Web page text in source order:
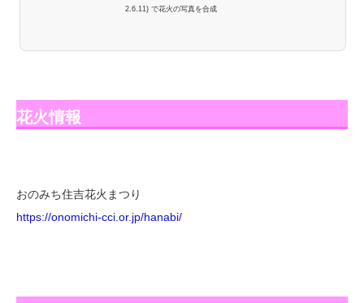
2.6.11) で花火の写真を合成
花火情報
おのみち住吉花火まつり
https://onomichi-cci.or.jp/hanabi/